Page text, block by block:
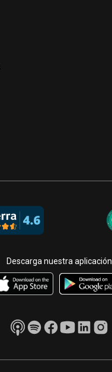
Descarga nuestra aplicación